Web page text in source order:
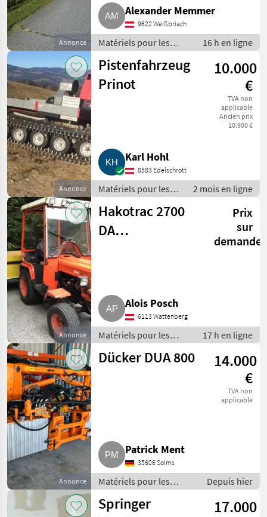
Annonce
Alexander Memmer
9622 Weißbriach
Matériels pour les
services publics /
Épareuses
16 h en ligne
Annonce
Pistenfahrzeug
Prinot
10.000
€
TVA non
applicable
Ancien prix
10.900 €
Karl Hohl
8583 Edelschrott
Matériels pour les
services publics /
Matériels de
déneigement
2 mois en ligne
Annonce
Hakotrac 2700
DA
Prix
sur
demande
Alois Posch
6113 Wattenberg
Matériels pour les
services publics /
Autres matériels pour
17 h en ligne
Annonce
Dücker DUA 800
14.000
€
TVA non
applicable
Patrick Ment
35606 Solms
Matériels pour les
services publics /
Épareuses
Depuis hier
Springer
17.000